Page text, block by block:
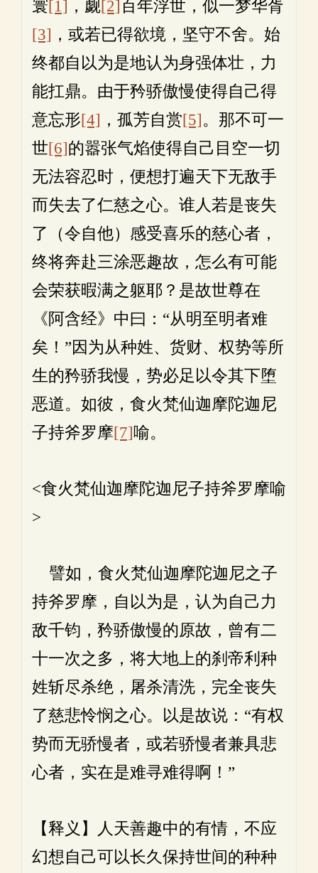
寰[1] ，觑[2]百年浮世，似一梦华胥
[3] ，或若已得欲境，坚守不舍。始
终都自以为是地认为身强体壮，力
能扛鼎。由于矜骄傲慢使得自己得
意忘形[4] ，孤芳自赏[5]。那不可一
世[6]的嚣张气焰使得自己目空一切
无法容忍时，便想打遍天下无敌手
而失去了仁慈之心。谁人若是丧失
了（令自他）感受喜乐的慈心者，
终将奔赴三涂恶趣故，怎么有可能
会荣获暇满之躯耶？是故世尊在
《阿含经》中曰：“从明至明者难
矣！”因为从种姓、货财、权势等所
生的矜骄我慢，势必足以令其下堕
恶道。如彼，食火梵仙迦摩陀迦尼
子持斧罗摩[7]喻。
<食火梵仙迦摩陀迦尼子持斧罗摩喻
>
譬如，食火梵仙迦摩陀迦尼之子
持斧罗摩，自以为是，认为自己力
敌千钧，矜骄傲慢的原故，曾有二
十一次之多，将大地上的刹帝利种
姓斩尽杀绝，屠杀清洗，完全丧失
了慈悲怜悯之心。以是故说：“有权
势而无骄慢者，或若骄慢者兼具悲
心者，实在是难寻难得啊！”
【释义】人天善趣中的有情，不应
幻想自己可以长久保持世间的种种